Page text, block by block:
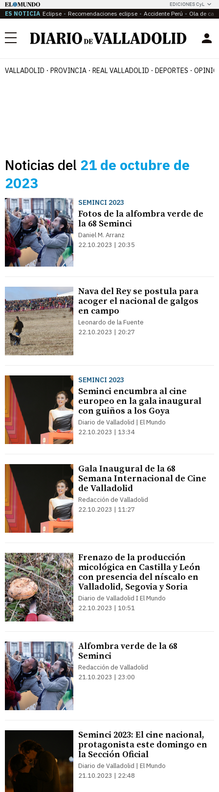
EDICIONES CyL
ES NOTICIA Eclipse Recomendaciones eclipse Accidente Perú Ola de
Menú
VALLADOLID PROVINCIA REAL VALLADOLID DEPORTES
Noticias del 21 de octubre de
2023
SEMINCI 2023
Fotos de la alfombra verde de
la 68 Seminci
Daniel M. Arranz
22.10.2023 | 20:35
Nava del Rey se postula para
acoger el nacional de galgos
en campo
Leonardo de la Fuente
22.10.2023 | 20:27
SEMINCI 2023
Seminci encumbra al cine
europeo en la gala inaugural
con guiños a los Goya
Diario de Valladolid | El Mundo
22.10.2023 | 13:34
Gala Inaugural de la 68
Semana Internacional de Cine
de Valladolid
Redacción de Valladolid
22.10.2023 | 11:27
Frenazo de la producción
micológica en Castilla y León
con presencia del níscalo en
Valladolid, Segovia y Soria
Diario de Valladolid I El Mundo
22.10.2023 | 10:51
Alfombra verde de la 68
Seminci
Redacción de Valladolid
21.10.2023 | 23:00
Seminci 2023: El cine nacional,
protagonista este domingo en
la Sección Oficial
Diario de Valladolid | El Mundo
21.10.2023 | 22:48